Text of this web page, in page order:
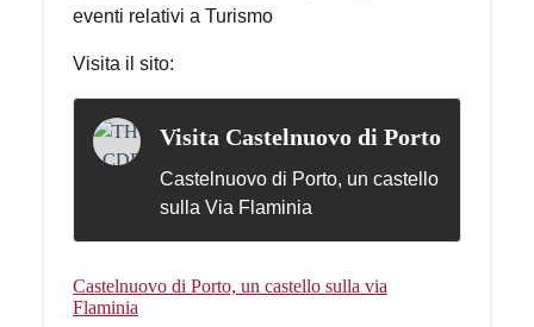
eventi relativi a Turismo
Visita il sito:
Visita Castelnuovo di Porto
Castelnuovo di Porto, un castello
sulla Via Flaminia
Castelnuovo di Porto, un castello sulla via
Flaminia